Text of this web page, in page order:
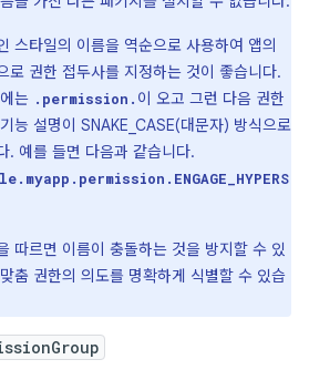
스타일의 이름을 역순으로 사용하여 앱의
로 권한 접두사를 지정하는 것이 좋습니다.
는 .permission. 이 오고 그런 다음 권한
능 설명이 SNAKE_CASE(대문자) 방식으로
. 예를 들면 다음과 같습니다.
따르면 이름이 충돌하는 것을 방지할 수 있
춤 권한의 의도를 명확하게 식별할 수 있습